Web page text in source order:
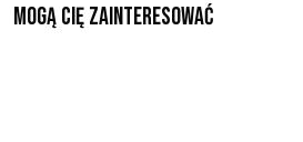
Mogą Cię zainteresować